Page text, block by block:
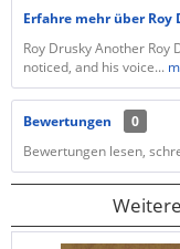
Erfahre mehr über Roy
Roy Drusky Another
noticed, and his voice...
Bewertungen
0
Bewertungen lesen,